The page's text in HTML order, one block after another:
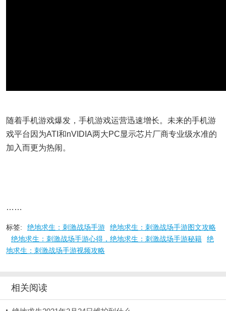
随着手机游戏爆发，手机游戏运营迅速增长。未来的手机游
戏平台因为ATI和nVIDIA两大PC显示芯片厂商专业级水准的
加入而更为热闹。
……
标签: 绝地求生：刺激战场手游
绝地求生：刺激战场手游图文攻略
绝地求生：刺激战场手游心得，绝地求生：刺激战场手游秘籍
绝
地求生：刺激战场手游视频攻略
相关阅读